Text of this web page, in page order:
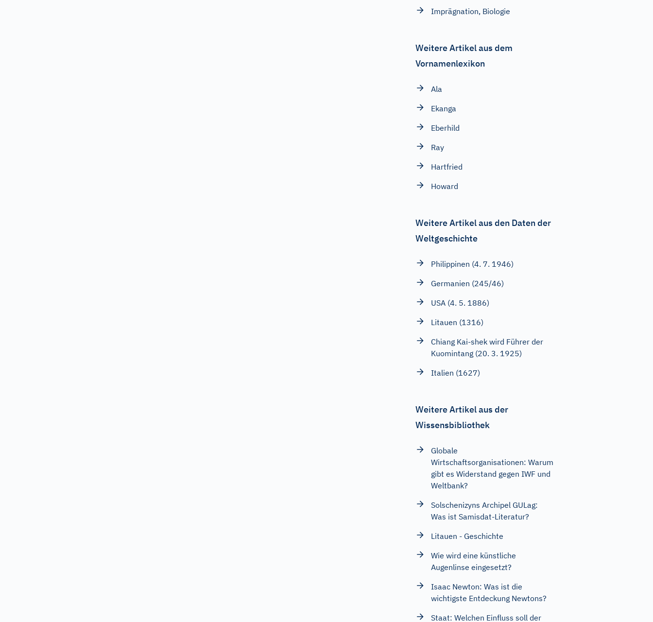
Imprägnation, Biologie
Weitere Artikel aus dem
Vornamenlexikon
Ala
Ekanga
Eberhild
Ray
Hartfried
Howard
Weitere Artikel aus den Daten der
Weltgeschichte
Philippinen (4. 7. 1946)
Germanien (245/46)
USA (4. 5. 1886)
Litauen (1316)
Chiang Kai-shek wird Führer der
Kuomintang (20. 3. 1925)
Italien (1627)
Weitere Artikel aus der
Wissensbibliothek
Globale
Wirtschaftsorganisationen: Warum
gibt es Widerstand gegen IWF und
Weltbank?
Solschenizyns Archipel GULag:
Was ist Samisdat-Literatur?
Litauen - Geschichte
Wie wird eine künstliche
Augenlinse eingesetzt?
Isaac Newton: Was ist die
wichtigste Entdeckung Newtons?
Staat: Welchen Einfluss soll der